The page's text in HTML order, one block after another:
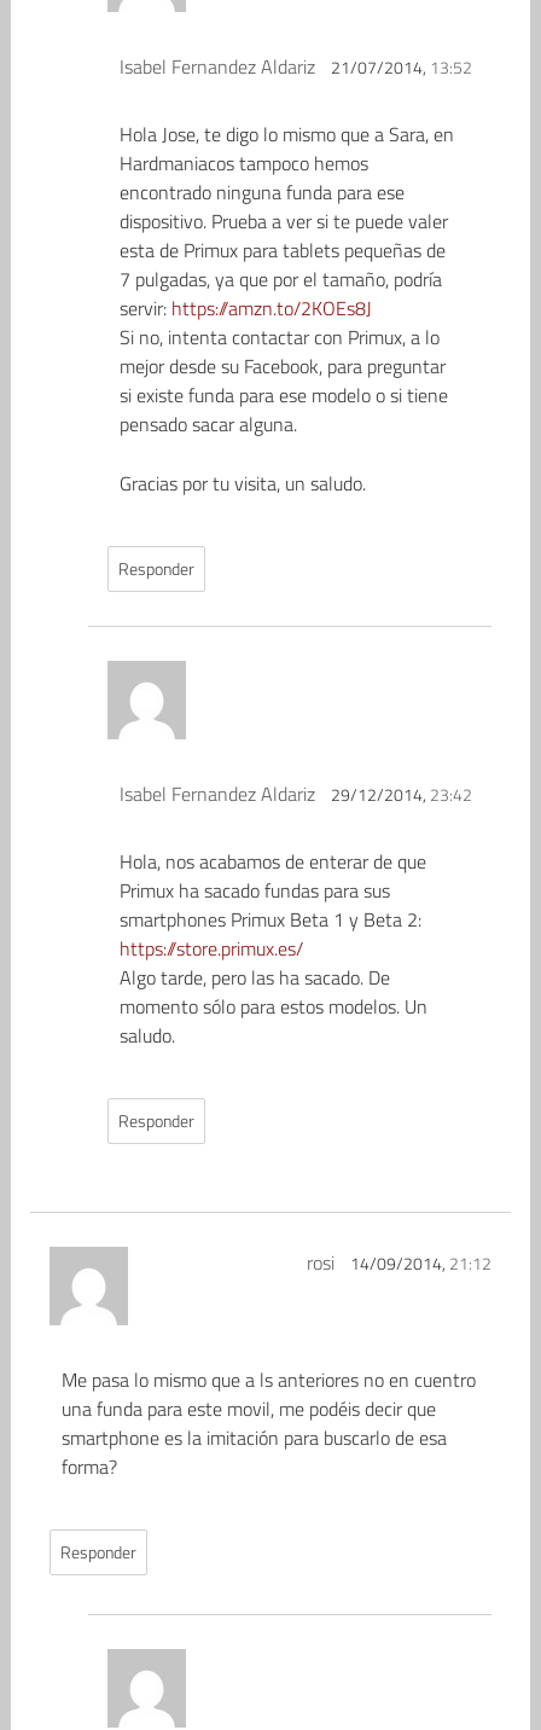
Isabel Fernandez Aldariz 21/07/2014, 13:52
Hola Jose, te digo lo mismo que a Sara, en
Hardmaniacos tampoco hemos
encontrado ninguna funda para ese
dispositivo. Prueba a ver si te puede valer
esta de Primux para tablets pequeñas de
7 pulgadas, ya que por el tamaño, podría
servir: https://amzn.to/2KOEs8J
Si no, intenta contactar con Primux, a lo
mejor desde su Facebook, para preguntar
si existe funda para ese modelo o si tiene
pensado sacar alguna.
Gracias por tu visita, un saludo.
Responder
Isabel Fernandez Aldariz 29/12/2014, 23:42
Hola, nos acabamos de enterar de que
Primux ha sacado fundas para sus
smartphones Primux Beta 1 y Beta 2:
https://store.primux.es/
Algo tarde, pero las ha sacado. De
momento sólo para estos modelos. Un
saludo.
Responder
rosi 14/09/2014, 21:12
Me pasa lo mismo que a ls anteriores no en cuentro
una funda para este movil, me podéis decir que
smartphone es la imitación para buscarlo de esa
forma?
Responder